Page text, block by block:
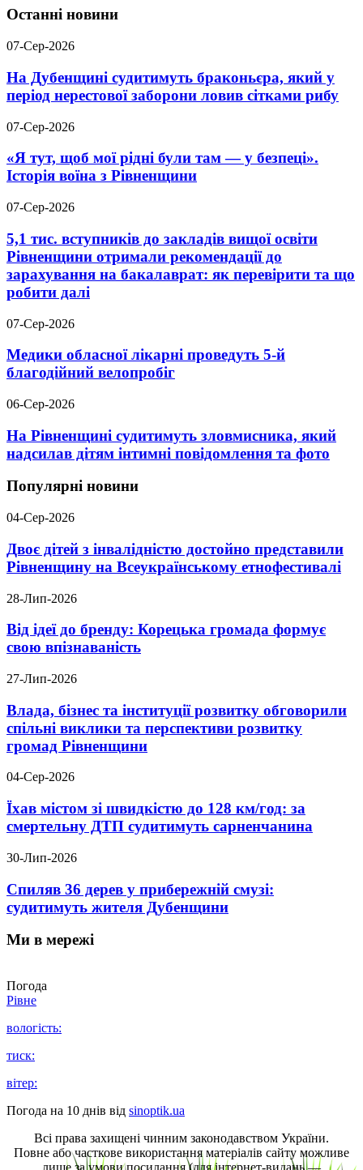
Останні новини
07-Сер-2026
На Дубенщині судитимуть браконьєра, який у
період нерестової заборони ловив сітками рибу
07-Сер-2026
«Я тут, щоб мої рідні були там — у безпеці».
Історія воїна з Рівненщини
07-Сер-2026
5,1 тис. вступників до закладів вищої освіти
Рівненщини отримали рекомендації до
зарахування на бакалаврат: як перевірити та що
робити далі
07-Сер-2026
Медики обласної лікарні проведуть 5-й
благодійний велопробіг
06-Сер-2026
На Рівненщині судитимуть зловмисника, який
надсилав дітям інтимні повідомлення та фото
Популярні новини
04-Сер-2026
Двоє дітей з інвалідністю достойно представили
Рівненщину на Всеукраїнському етнофестивалі
28-Лип-2026
Від ідеї до бренду: Корецька громада формує
свою впізнаваність
27-Лип-2026
Влада, бізнес та інституції розвитку обговорили
спільні виклики та перспективи розвитку
громад Рівненщини
04-Сер-2026
Їхав містом зі швидкістю до 128 км/год: за
смертельну ДТП судитимуть сарненчанина
30-Лип-2026
Спиляв 36 дерев у прибережній смузі:
судитимуть жителя Дубенщини
Ми в мережі
Погода
Рівне
вологість:
тиск:
вітер:
Погода на 10 днів від sinoptik.ua
Всі права захищені чинним законодавством України.
Повне або часткове використання матеріалів сайту можливе
лише за умови посилання (для інтернет-видань —